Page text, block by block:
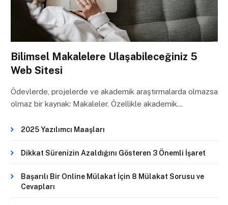
Bilimsel Makalelere Ulaşabileceğiniz 5
Web Sitesi
Ödevlerde, projelerde ve akademik araştırmalarda olmazsa
olmaz bir kaynak: Makaleler. Özellikle akademik…
2025 Yazılımcı Maaşları
Dikkat Sürenizin Azaldığını Gösteren 3 Önemli İşaret
Başarılı Bir Online Mülakat İçin 8 Mülakat Sorusu ve
Cevapları